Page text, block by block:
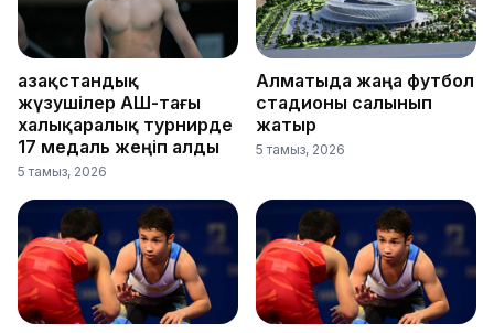
Қазақстандық
жүзушілер АҚШ-тағы
халықаралық турнирде
17 медаль жеңіп алды
5 тамыз, 2026
Алматыда жаңа футбол
стадионы салынып
жатыр
5 тамыз, 2026